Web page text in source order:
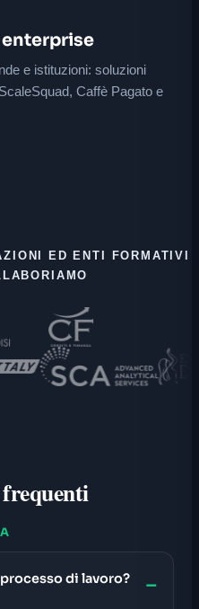
e istituzioni: soluzioni
Caffè Pagato e
ED ENTI FORMATIVI
di lavoro?